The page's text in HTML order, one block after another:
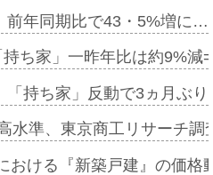
前年同期比で43・5%増に…
ち家」一昨年比は約9%
「持ち家」反動で3ヵ月ぶ
水準、東京商工リサーチ
おける『新築戸建』の価